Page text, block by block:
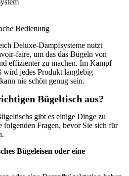
Bedienung
Deluxe-Dampfsysteme nutzt
faire, um das das Bügeln von
effizienter zu machen. Im Kampf
wird jedes Produkt langlebig
nie schön genug sein.
Bügeltisch aus?
gibt es einige Dinge zu
folgenden Fragen, bevor Sie sich für
Bügeleisen oder eine